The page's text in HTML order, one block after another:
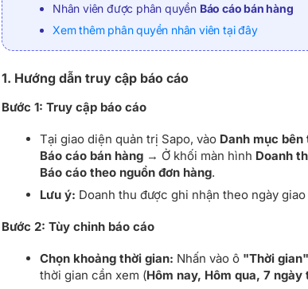
Nhân viên được phân quyền Báo cáo bán hàng
Xem thêm phân quyền nhân viên tại đây
1. Hướng dẫn truy cập báo cáo
Bước 1: Truy cập báo cáo
Tại giao diện quản trị Sapo, vào Danh mục bên
Báo cáo bán hàng → Ở khối màn hình Doanh
Báo cáo theo nguồn đơn hàng.
Lưu ý: Doanh thu được ghi nhận theo ngày
Bước 2: Tùy chỉnh báo cáo
Chọn khoảng thời gian: Nhấn vào ô "Thời gian"
thời gian cần xem (Hôm nay, Hôm qua, 7